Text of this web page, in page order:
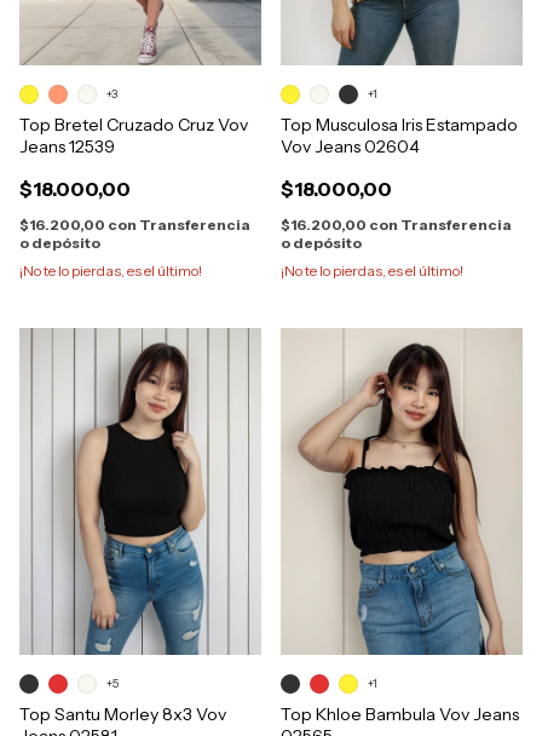
Top Bretel Cruzado Cruz Vov
Jeans 12539
$18.000,00
$16.200,00 con Transferencia
o depósito
¡No te lo pierdas, es el último!
+3
Top Musculosa Iris Estampado
Vov Jeans 02604
$18.000,00
$16.200,00 con Transferencia
o depósito
¡No te lo pierdas, es el último!
+1
Top Santu Morley 8x3 Vov
+5
Top Khloe Bambula Vov Jeans
+1